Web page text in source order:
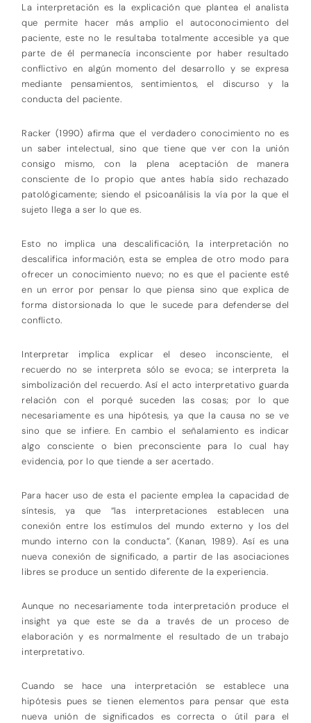
La interpretación es la explicación que plantea el analista
que permite hacer más amplio el autoconocimiento del
paciente, este no le resultaba totalmente accesible ya que
parte de él permanecía inconsciente por haber resultado
conflictivo en algún momento del desarrollo y se expresa
mediante pensamientos, sentimientos, el discurso y la
conducta del paciente.
Racker (1990) afirma que el verdadero conocimiento no es
un saber intelectual, sino que tiene que ver con la unión
consigo mismo, con la plena aceptación de manera
consciente de lo propio que antes había sido rechazado
patológicamente; siendo el psicoanálisis la vía por la que el
sujeto llega a ser lo que es.
Esto no implica una descalificación, la interpretación no
descalifica información, esta se emplea de otro modo para
ofrecer un conocimiento nuevo; no es que el paciente esté
en un error por pensar lo que piensa sino que explica de
forma distorsionada lo que le sucede para defenderse del
conflicto.
Interpretar implica explicar el deseo inconsciente, el
recuerdo no se interpreta sólo se evoca; se interpreta la
simbolización del recuerdo. Así el acto interpretativo guarda
relación con el porqué suceden las cosas; por lo que
necesariamente es una hipótesis, ya que la causa no se ve
sino que se infiere. En cambio el señalamiento es indicar
algo consciente o bien preconsciente para lo cual hay
evidencia, por lo que tiende a ser acertado.
Para hacer uso de esta el paciente emplea la capacidad de
síntesis, ya que “las interpretaciones establecen una
conexión entre los estímulos del mundo externo y los del
mundo interno con la conducta”. (Kanan, 1989). Así es una
nueva conexión de significado, a partir de las asociaciones
libres se produce un sentido diferente de la experiencia.
Aunque no necesariamente toda interpretación produce el
insight ya que este se da a través de un proceso de
elaboración y es normalmente el resultado de un trabajo
interpretativo.
Cuando se hace una interpretación se establece una
hipótesis pues se tienen elementos para pensar que esta
nueva unión de significados es correcta o útil para el